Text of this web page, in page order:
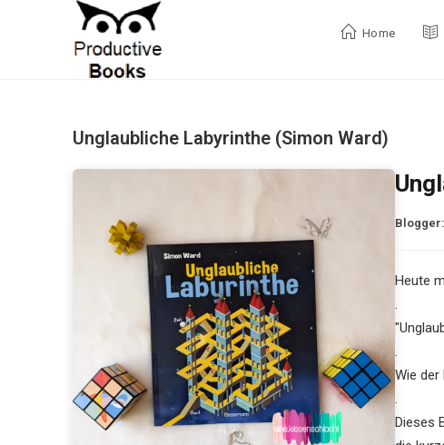
Home
Unglaubliche Labyrinthe (Simon Ward)
Blogger:
Heute
.
.
Wie
.
Dieses